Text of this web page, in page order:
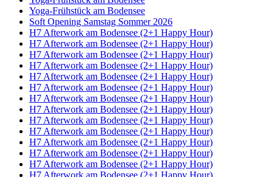
Yoga-Frühstück am Bodensee
Soft Opening Samstag Sommer 2026
H7 Afterwork am Bodensee (2+1 Happy Hour)
H7 Afterwork am Bodensee (2+1 Happy Hour)
H7 Afterwork am Bodensee (2+1 Happy Hour)
H7 Afterwork am Bodensee (2+1 Happy Hour)
H7 Afterwork am Bodensee (2+1 Happy Hour)
H7 Afterwork am Bodensee (2+1 Happy Hour)
H7 Afterwork am Bodensee (2+1 Happy Hour)
H7 Afterwork am Bodensee (2+1 Happy Hour)
H7 Afterwork am Bodensee (2+1 Happy Hour)
H7 Afterwork am Bodensee (2+1 Happy Hour)
H7 Afterwork am Bodensee (2+1 Happy Hour)
H7 Afterwork am Bodensee (2+1 Happy Hour)
H7 Afterwork am Bodensee (2+1 Happy Hour)